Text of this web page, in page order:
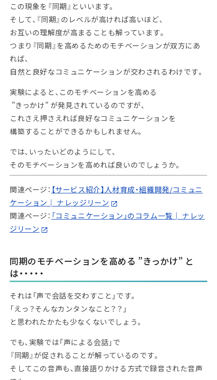
この現象を『同期』といいます。
そして、『同期』のレベルが高ければ高いほど、
お互いの理解度が高まることも解っています。
つまり『同期』を高めるためのモチベーションが双方にあ
れば、
自然と良好なコミュニケーションが交わされるわけです。
実験によると、このモチベーションを高める
”きっかけ” が発見されているのですが、
これさえ押さえれば良好なコミュニケーションを
構築することができるかもしれません。
では、いったいどのようにして、
そのモチベーションを高めれば良いのでしょうか。
関連ページ： 【サービス紹介】人材育成・組織開発/コミュニ
ケーション│ ナレッジリーン
関連ページ： 「コミュニケーション」のコラム一覧│ ナレッ
ジリーン
同期のモチベーションを高める ”きっかけ” と
は・・・・・
それは「声で会話を交わすこと」です。
「えっ？そんなカンタンなこと？？」
と思われたかたも少なくないでしょう。
でも、実験では「声による会話」で
『同期』が促されることが解っているのです。
そしてこの音声も、直接語りかける方式で録音された音声